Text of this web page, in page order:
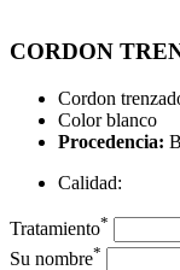
CORDON
Cordon
Color blanco
Procedencia:
Calidad:
Tratamiento*
Su nombre*